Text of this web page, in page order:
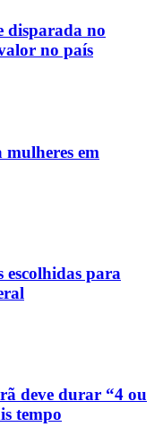
disparada no
no país
em
escolhidas para
deve durar “4 ou
tempo